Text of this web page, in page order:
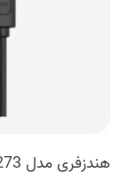
هندزفری مدل Riversong Spirit T2 EA273